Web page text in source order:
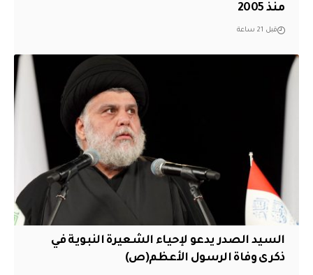
منذ 2005
قبل 21 ساعة
السيد الصدر يدعو لإحياء الشعيرة النبوية في
ذكرى وفاة الرسول الأعظم(ص)